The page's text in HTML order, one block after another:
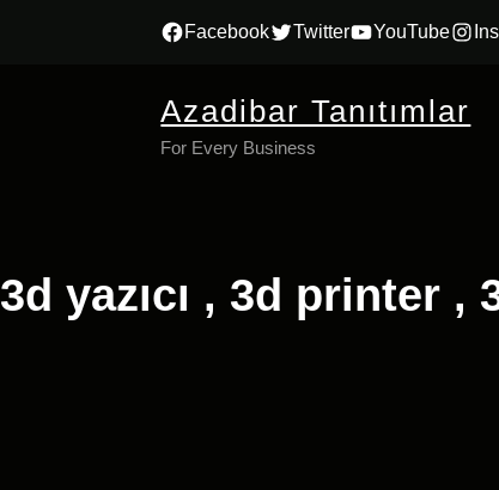
Facebook Twitter YouTube
Azadibar Tanıtımlar
For Every Business
3d yazıcı , 3d printer ,